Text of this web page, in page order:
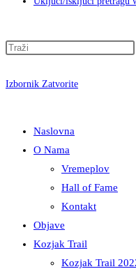
Izbornik Zatvorite
Naslovna
O Nama
Vremeplov
Hall of Fame
Kontakt
Objave
Kozjak Trail
Kozjak Trail